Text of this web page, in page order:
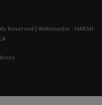
Reserved | Webmaster : HARSH